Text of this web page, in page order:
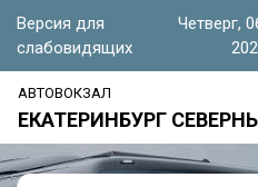
Версия для
слабовидящих
Четверг,
АВТОВОКЗАЛ
ЕКАТЕРИНБУРГ